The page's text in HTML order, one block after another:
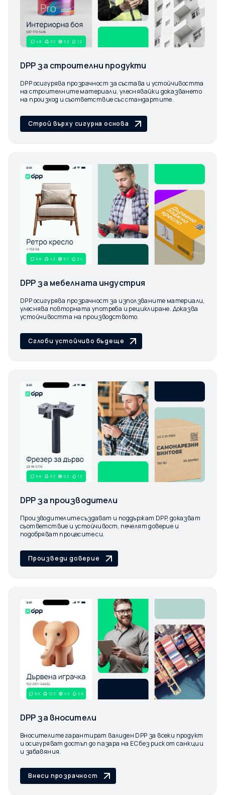
DPP за строителни продукти
DPP осигурява прозрачност за състава и устойчивостта
на строителните материали, улеснявайки доказването
на произход и съответствие със стандартите.
Строй върху сигурна основа
DPP за мебелната индустрия
DPP осигурява прозрачност за използваните материали,
улеснява повторната употреба и рециклиране. Доказва
устойчивостта на производството.
Сглоби устойчиво бъдеще
DPP за производители
Производителите създават и поддържат DPP, доказват
съответствие и устойчивост, печелят доверие и
подобряват процесите си.
Произведи доверие
DPP за вносители
Вносителите гарантират валиден DPP за всеки продукт
и осигуряват достъп до пазара на ЕС без риск от санкции
и забавяния.
Внеси прозрачност